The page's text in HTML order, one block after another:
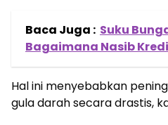
Baca Juga : Suku
Bagaimana Nasib
Hal ini menyebabkan
gula darah secara drastis,